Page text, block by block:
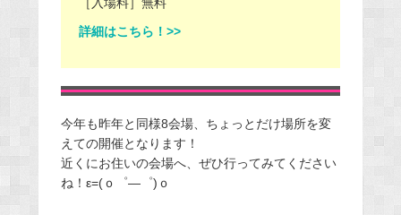
詳細はこちら！>>
今年も昨年と同様8会場、ちょっとだけ場所を変
えての開催となります！
近くにお住いの会場へ、ぜひ行ってみてください
ね！ε=(ｏ゜―゜)ｏ